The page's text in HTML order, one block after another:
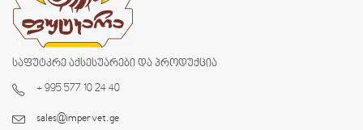
საფუტკრე აქსესუარები და პროდუქცია
+ 995 577 10 24 40
sales@impervet.ge